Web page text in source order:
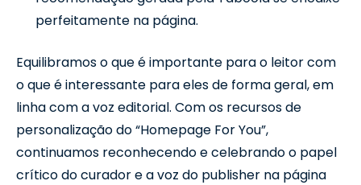
perfeitamente na página.
Equilibramos o que é importante para o leitor com
o que é interessante para eles de forma geral, em
linha com a voz editorial. Com os recursos de
personalização do “Homepage For You”,
continuamos reconhecendo e celebrando o papel
crítico do curador e a voz do publisher na página